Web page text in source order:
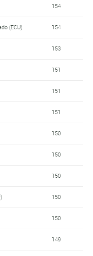
154
(ECU) 154
153
151
151
151
150
150
150
150
150
149